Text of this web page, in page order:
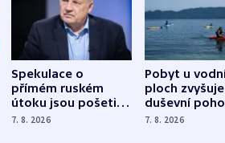
Spekulace o
přímém ruském
útoku jsou pošetilé,
míní estonský
7. 8. 2026
Pobyt u
ploch zvyšuje
duševní
ukázala
7. 8. 2026